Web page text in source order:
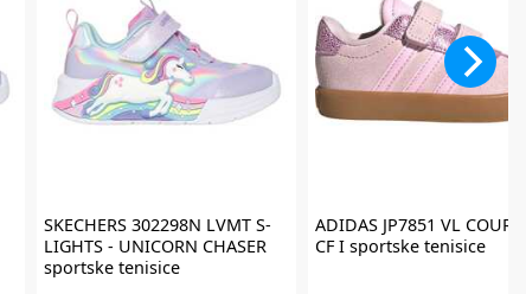
SKECHERS302298N LVMT S-
LIGHTS - UNICORN CHASER
sportske tenisice
ADIDASJP7851 VL
CF I sportske tenisice